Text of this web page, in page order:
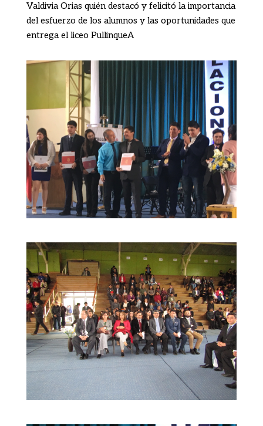
Valdivia Orias quién destacó y felicitó la importancia
del esfuerzo de los alumnos y las oportunidades que
entrega el liceo PullinqueA